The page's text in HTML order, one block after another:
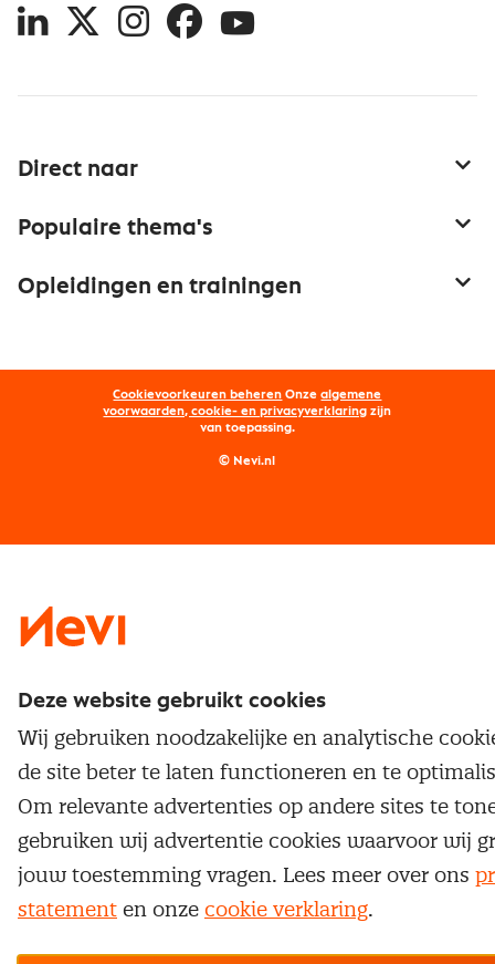
Direct naar
Netwerk en communities
Word lid van Nevi
Nevi PMI®
Populaire thema's
Onderhandelen
Opleidingen en trainingen
Opleidingen
Maatwerk
Nevi 2
LinkedIn
X InstagramFacebookYouTube
Cookievoorkeuren beheren Onzealgemene
voorwaarden, cookie- en privacyverklaring zijn
van toepassing.
© Nevi.nl
Deze website gebruikt cookies
Wij gebruiken noodzakelijke en analytische
de site beter te laten functioneren en te
Om relevante advertenties op andere sites te
gebruiken wij advertentie cookies waarvoor wij
jouw toestemming vragen. Lees meer over ons
statement en onze cookie verklaring.